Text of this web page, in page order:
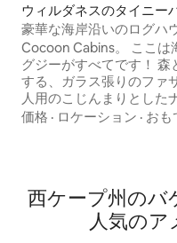
ウィルダネスのタイニー
ウス
豪華な海岸沿いのログハ
Cocoon Cabins。 ここは海の眺めとジャ
グジーがすべてです！ 森と海の間に位置
する、ガラス張りのファ
人用のこじんまりとした
お楽しみください。クイ
屋外エリアが複数ありま
ーから人目につかない焚
法のような演出がたくさん
価格 · ロケーション · おも
西ケープ州のバ
人気のア